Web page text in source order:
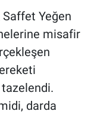
Yeğen
misafir
tazelendi.
darda